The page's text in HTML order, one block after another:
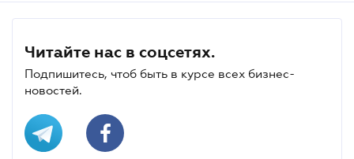
Читайте нас в соцсетях.
Подпишитесь, чтоб быть в курсе всех бизнес-
новостей.